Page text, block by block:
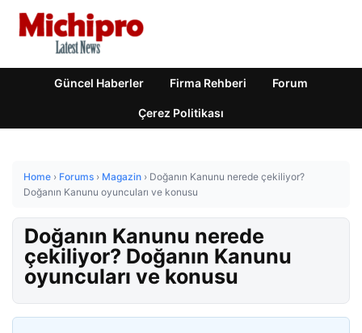
Güncel Haberler Firma Rehberi Forum
Çerez Politikası
Home › Forums › Magazin › Doğanın Kanunu nerede çekiliyor?
Doğanın Kanunu oyuncuları ve konusu
Doğanın Kanunu nerede
çekiliyor? Doğanın Kanunu
oyuncuları ve konusu